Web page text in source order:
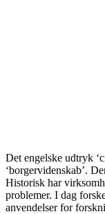
Det engelske udtryk
‘borgervidenskab’.
Historisk har
problemer. I dag
anvendelser for